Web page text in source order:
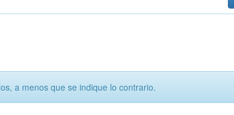
a menos que se indique lo contrario.